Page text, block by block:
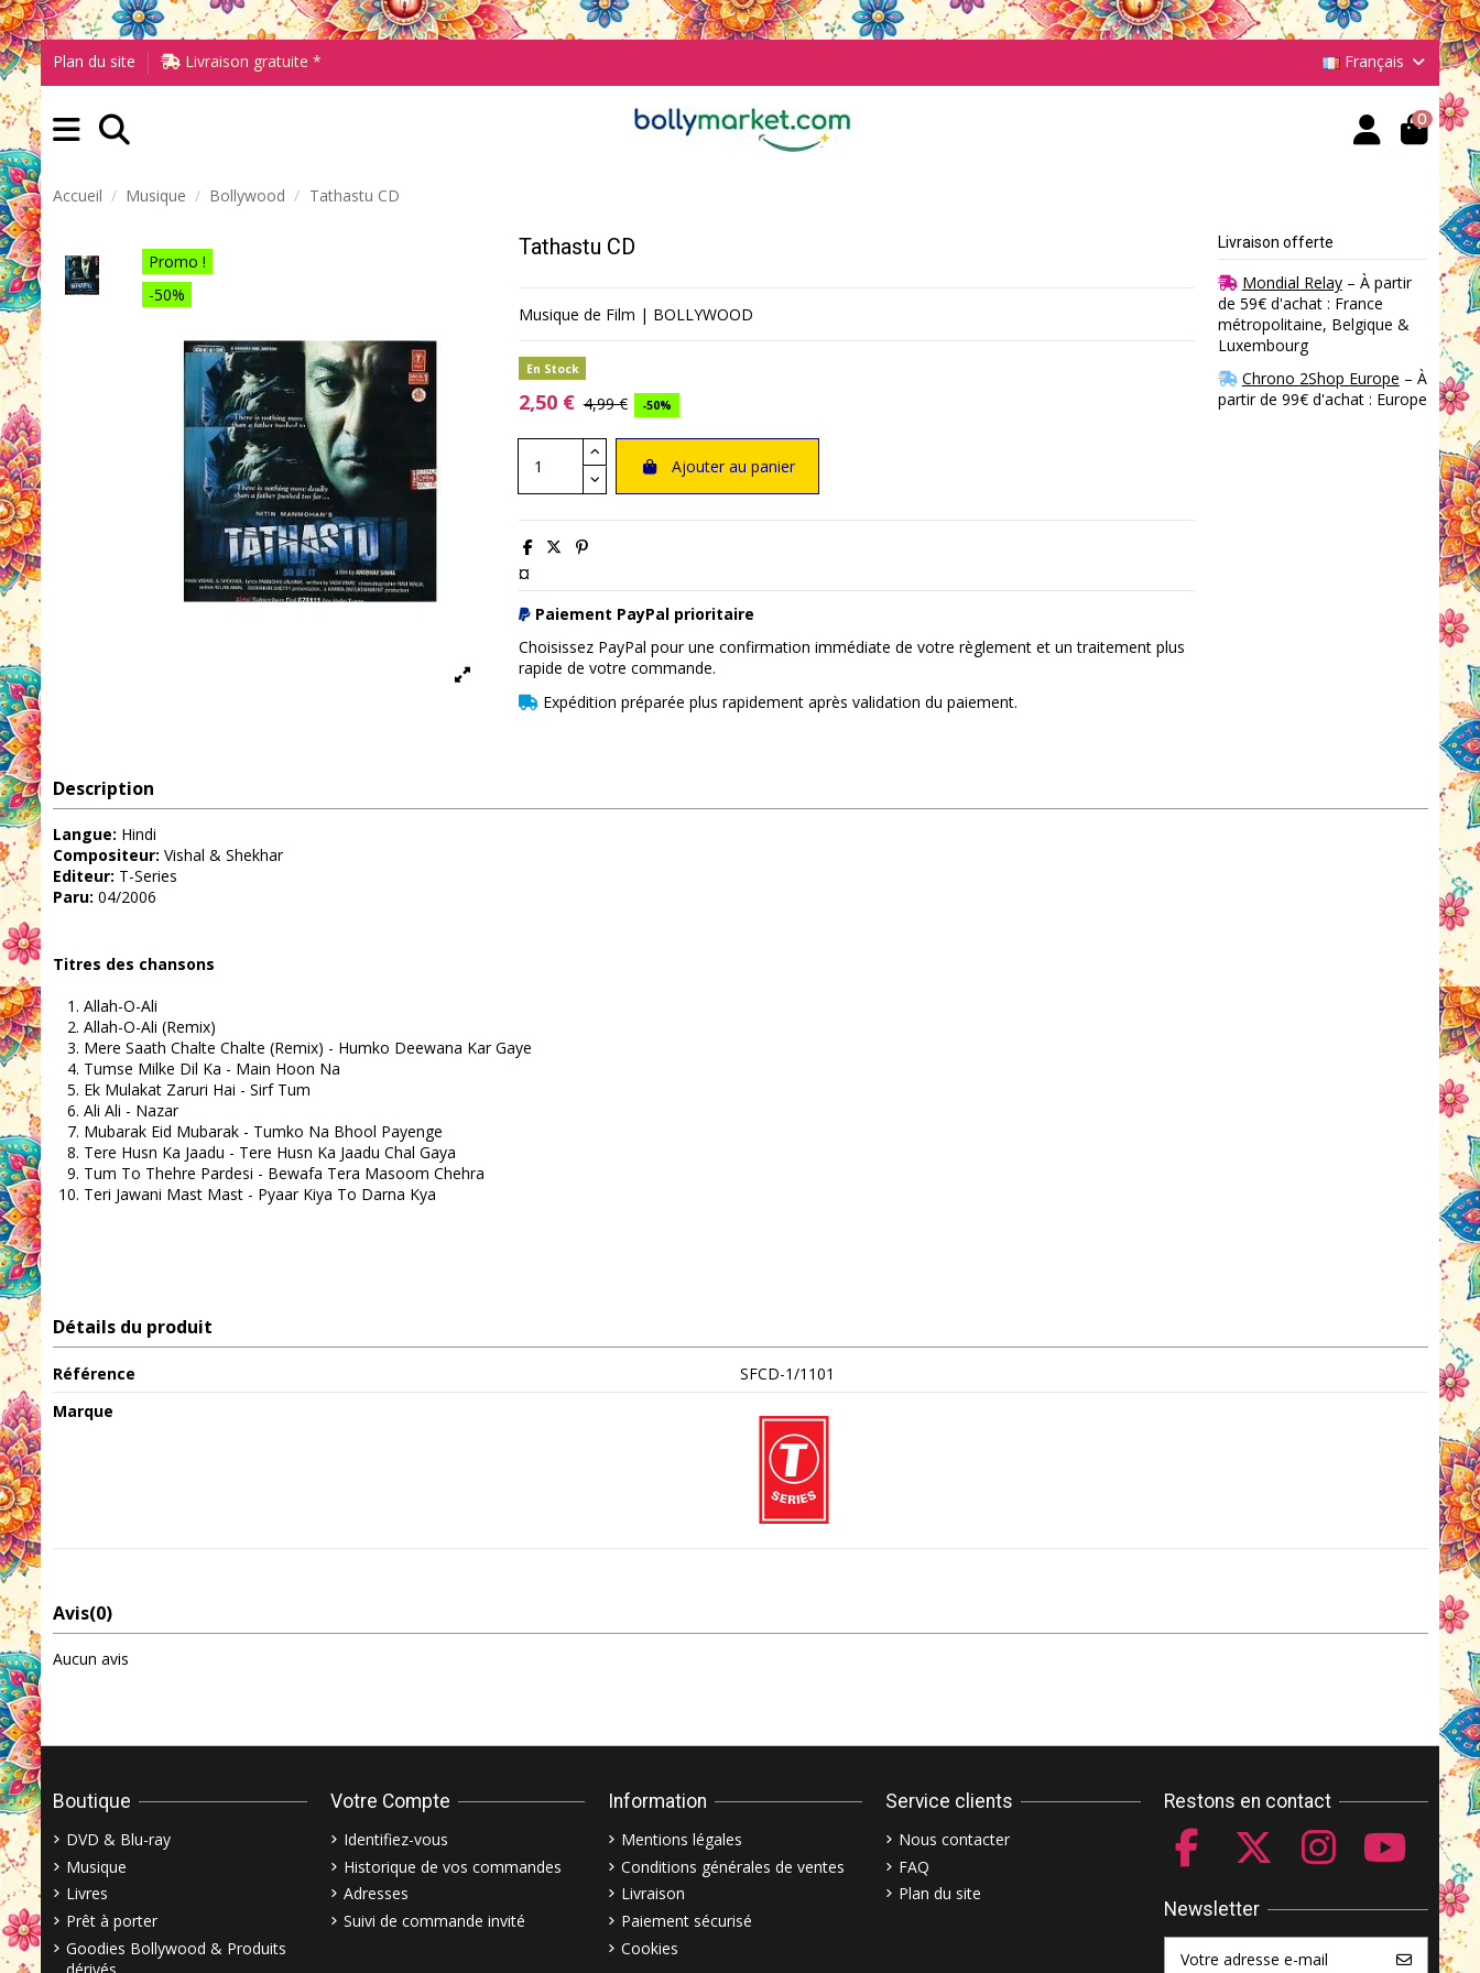
Plan du site Livraison gratuite * Français
0
Accueil Musique Bollywood Tathastu CD
Promo !
-50%
Tathastu CD
Musique de Film | BOLLYWOOD
En Stock
2,50 € 4,99 € -50%
Ajouter au panier
¤
Paiement PayPal prioritaire
Choisissez PayPal pour une confirmation immédiate de votre règlement et un traitement plus
rapide de votre commande.
Expédition préparée plus rapidement après validation du paiement.
Livraison offerte
Mondial Relay– À partir
de 59€ d'achat : France
métropolitaine, Belgique &
Luxembourg
Chrono 2Shop Europe – À
partir de 99€ d'achat : Europe
Description
Langue: Hindi
Compositeur: Vishal & Shekhar
Editeur: T-Series
Paru: 04/2006
Titres des chansons
Allah-O-Ali
Allah-O-Ali (Remix)
Mere Saath Chalte Chalte (Remix) - Humko Deewana Kar Gaye
Tumse Milke Dil Ka - Main Hoon Na
Ek Mulakat Zaruri Hai - Sirf Tum
Ali Ali - Nazar
Mubarak Eid Mubarak - Tumko Na Bhool Payenge
Tere Husn Ka Jaadu - Tere Husn Ka Jaadu Chal Gaya
Tum To Thehre Pardesi - Bewafa Tera Masoom Chehra
Teri Jawani Mast Mast - Pyaar Kiya To Darna Kya
Détails du produit
Référence
SFCD-1/1101
Marque
Avis(0)
Aucun avis
Boutique
DVD & Blu-ray
Musique
Livres
Prêt à porter
Goodies Bollywood & Produits
dérivés
Votre Compte
Identifiez-vous
Historique de vos commandes
Adresses
Suivi de commande invité
Information
Mentions légales
Conditions générales de ventes
Livraison
Paiement sécurisé
Cookies
Service clients
Nous contacter
FAQ
Plan du site
Restons en contact
Newsletter